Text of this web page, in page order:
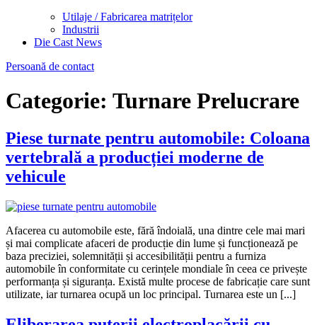
Utilaje / Fabricarea matrițelor
Industrii
Die Cast News
Persoană de contact
Categorie: Turnare Prelucrare
Piese turnate pentru automobile: Coloana
vertebrală a producției moderne de
vehicule
Afacerea cu automobile este, fără îndoială, una dintre cele mai mari
și mai complicate afaceri de producție din lume și funcționează pe
baza preciziei, solemnității și accesibilității pentru a furniza
automobile în conformitate cu cerințele mondiale în ceea ce privește
performanța și siguranța. Există multe procese de fabricație care sunt
utilizate, iar turnarea ocupă un loc principal. Turnarea este un [...]